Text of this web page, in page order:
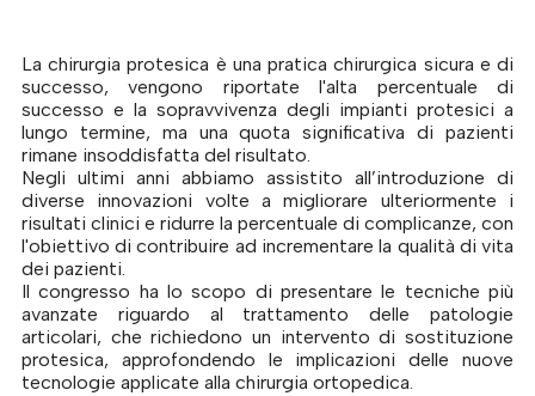
La chirurgia protesica è una pratica chirurgica sicura e di
successo, vengono riportate l'alta percentuale di
successo e la sopravvivenza degli impianti protesici a
lungo termine, ma una quota significativa di pazienti
rimane insoddisfatta del risultato.
Negli ultimi anni abbiamo assistito all’introduzione di
diverse innovazioni volte a migliorare ulteriormente i
risultati clinici e ridurre la percentuale di complicanze, con
l'obiettivo di contribuire ad incrementare la qualità di vita
dei pazienti.
Il congresso ha lo scopo di presentare le tecniche più
avanzate riguardo al trattamento delle patologie
articolari, che richiedono un intervento di sostituzione
protesica, approfondendo le implicazioni delle nuove
tecnologie applicate alla chirurgia ortopedica.